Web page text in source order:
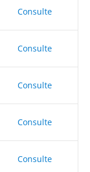
Consulte
Consulte
Consulte
Consulte
Consulte